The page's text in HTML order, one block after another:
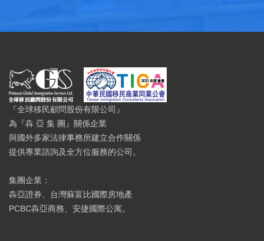
『全球移民顧問股份有限公司』
為『犇 亞 集 團』關係企業
與國外多家法律事務所建立合作關係
提供專業諮詢及全方位服務的公司。
集團企業：
犇亞證券、台灣蘇富比國際房地產
PCBC犇亞商務、安捷國際公寓。